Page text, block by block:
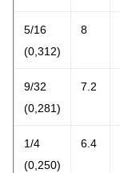
5/16
(0,312)
8
9/32
(0,281)
7.2
1/4
(0,250)
6.4